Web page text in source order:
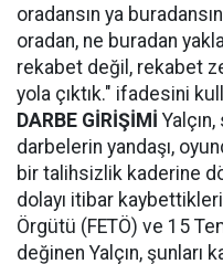
oradansın ya
oradan, ne buradan
rekabet değil, rekabet
yola çıktık." ifadesini
DARBE GİRİŞİMİ
darbelerin yandaşı,
bir talihsizlik kaderine
dolayı itibar
Örgütü (FETÖ) ve 15
değinen Yalçın,